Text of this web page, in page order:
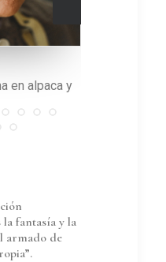
en alpaca y
fantasía y la
armado de